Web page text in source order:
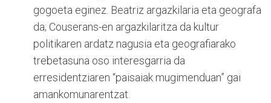
gogoeta eginez. Beatriz argazkilaria eta geografa
da; Couserans-en argazkilaritza da kultur
politikaren ardatz nagusia eta geografiarako
trebetasuna oso interesgarria da
erresidentziaren “paisaiak mugimenduan” gai
amankomunarentzat.